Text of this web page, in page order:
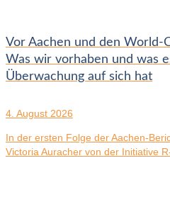
Vor Aachen und den World-
Was wir vorhaben und was
Überwachung auf sich hat
4. August 2026
In der ersten Folge der Aachen-
Victoria Auracher von der Initiative